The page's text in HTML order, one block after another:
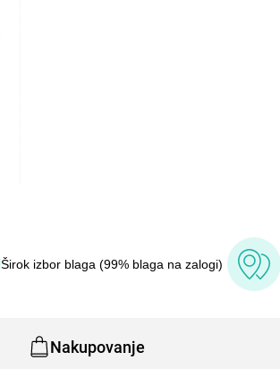
Širok izbor blaga (99% blaga na zalogi)
Nakupovanje